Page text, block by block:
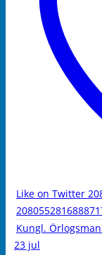
Like on Twitter
Kungl.
23 jul